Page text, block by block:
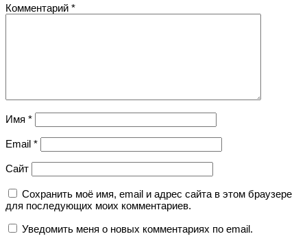
Комментарий *
Имя *
Email *
Сайт
Сохранить моё имя, email и адрес сайта в этом браузере
для последующих моих комментариев.
Уведомить меня о новых комментариях по email.